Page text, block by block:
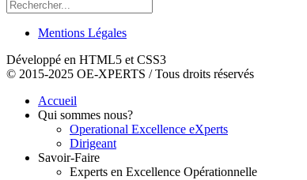
Mentions Légales
Développé en HTML5 et CSS3
© 2015-2025 OE-XPERTS / Tous droits réservés
Accueil
Qui sommes nous?
Operational Excellence eXperts
Dirigeant
Savoir-Faire
Experts en Excellence Opérationnelle